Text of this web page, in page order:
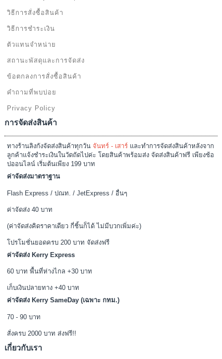
วิธีการสั่งซื้อสินค้า
วิธีการชำระเงิน
ตัวแทนจำหน่าย
สถานะพัสดุและการจัดส่ง
ข้อตกลงการสั่งซื้อสินค้า
คำถามที่พบบ่อย
Privacy Policy
การจัดส่งสินค้า
ทางร้านลิงกังจัดส่งสินค้าทุกวัน จันทร์ - เสาร์ และทำการจัดส่งสินค้าหลังจาก
ลูกค้าแจ้งชำระเงินในวัดถัดไปค่ะ โดยสินค้าพร้อมส่ง จัดส่งสินค้าฟรี เพียงช้อ
ปออนไลน์ เริ่มต้นเพียง 199 บาท
ค่าจัดส่งมาตราฐาน
Flash Express / ปณท. / JetExpress / อื่นๆ
ค่าจัดส่ง 40 บาท
(ค่าจัดส่งคิดราคาเดียว กี่ชิ้นก็ได้ ไม่มีบวกเพิ่มค่ะ)
โปรโมชั่นยอดครบ 200 บาท จัดส่งฟรี
ค่าจัดส่ง Kerry Express
60 บาท พื้นที่ห่างไกล +30 บาท
เก็บเงินปลายทาง +40 บาท
ค่าจัดส่ง Kerry SameDay (เฉพาะ กทม.)
70 - 90 บาท
สั่งครบ 2000 บาท ส่งฟรี!!
เกี่ยวกับเรา